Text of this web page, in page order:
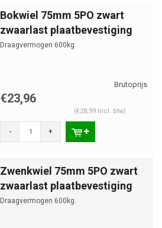
Bokwiel 75mm 5PO zwart
zwaarlast plaatbevestiging
Draagvermogen 600kg.
€23,96
(€28,99 Incl. btw)
- +
Zwenkwiel 75mm 5PO zwart
zwaarlast plaatbevestiging
Draagvermogen 600kg.